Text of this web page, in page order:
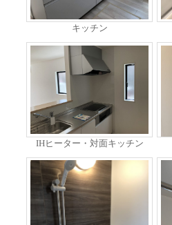
キッチン
IHヒーター・対面キッチン